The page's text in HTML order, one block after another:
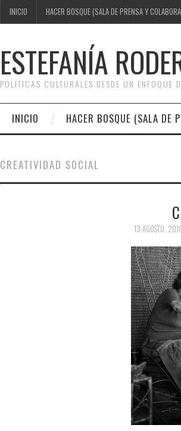
INICIO HACER BOSQUE (SALA DE PRENSA Y
ESTEFANÍA
POLÍTICAS CULTURALES DESDE UN ENFOQUE
INICIO HACER BOSQUE (SALA DE
CREATIVIDAD SOCIAL
13 AGOSTO,